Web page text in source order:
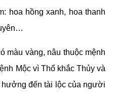
hoa hồng xanh, hoa thanh
màu vàng, nâu thuộc mệnh
Mộc vì Thổ khắc Thủy và
hưởng đến tài lộc của người